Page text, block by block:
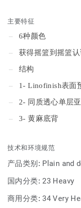
主要特征
6种颜色
获得摇篮到摇篮认
结构
1- Linofinish表面
2- 同质透心单层
3- 黄麻底背
技术和环境规范
产品类别: Plain and
国内分类:23 Heavy
商用分类:34 Very